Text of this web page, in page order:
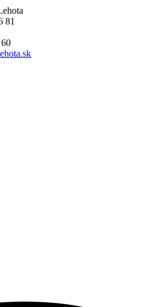
81